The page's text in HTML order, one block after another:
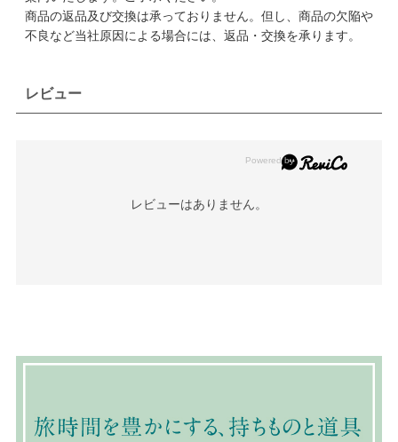
商品の返品及び交換は承っておりません。但し、商品の欠陥や
不良など当社原因による場合には、返品・交換を承ります。
レビュー
レビューはありません。